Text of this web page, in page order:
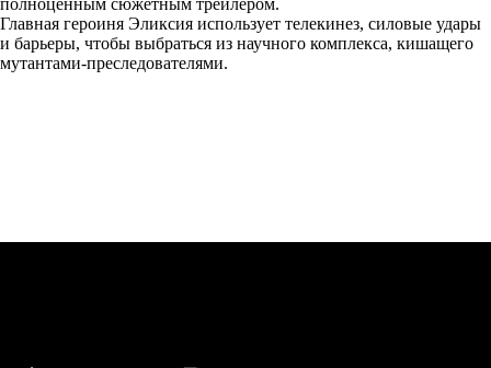
Главная героиня Эликсия использует телекинез, силовые удары
и барьеры, чтобы выбраться из научного комплекса, кишащего
мутантами-преследователями.